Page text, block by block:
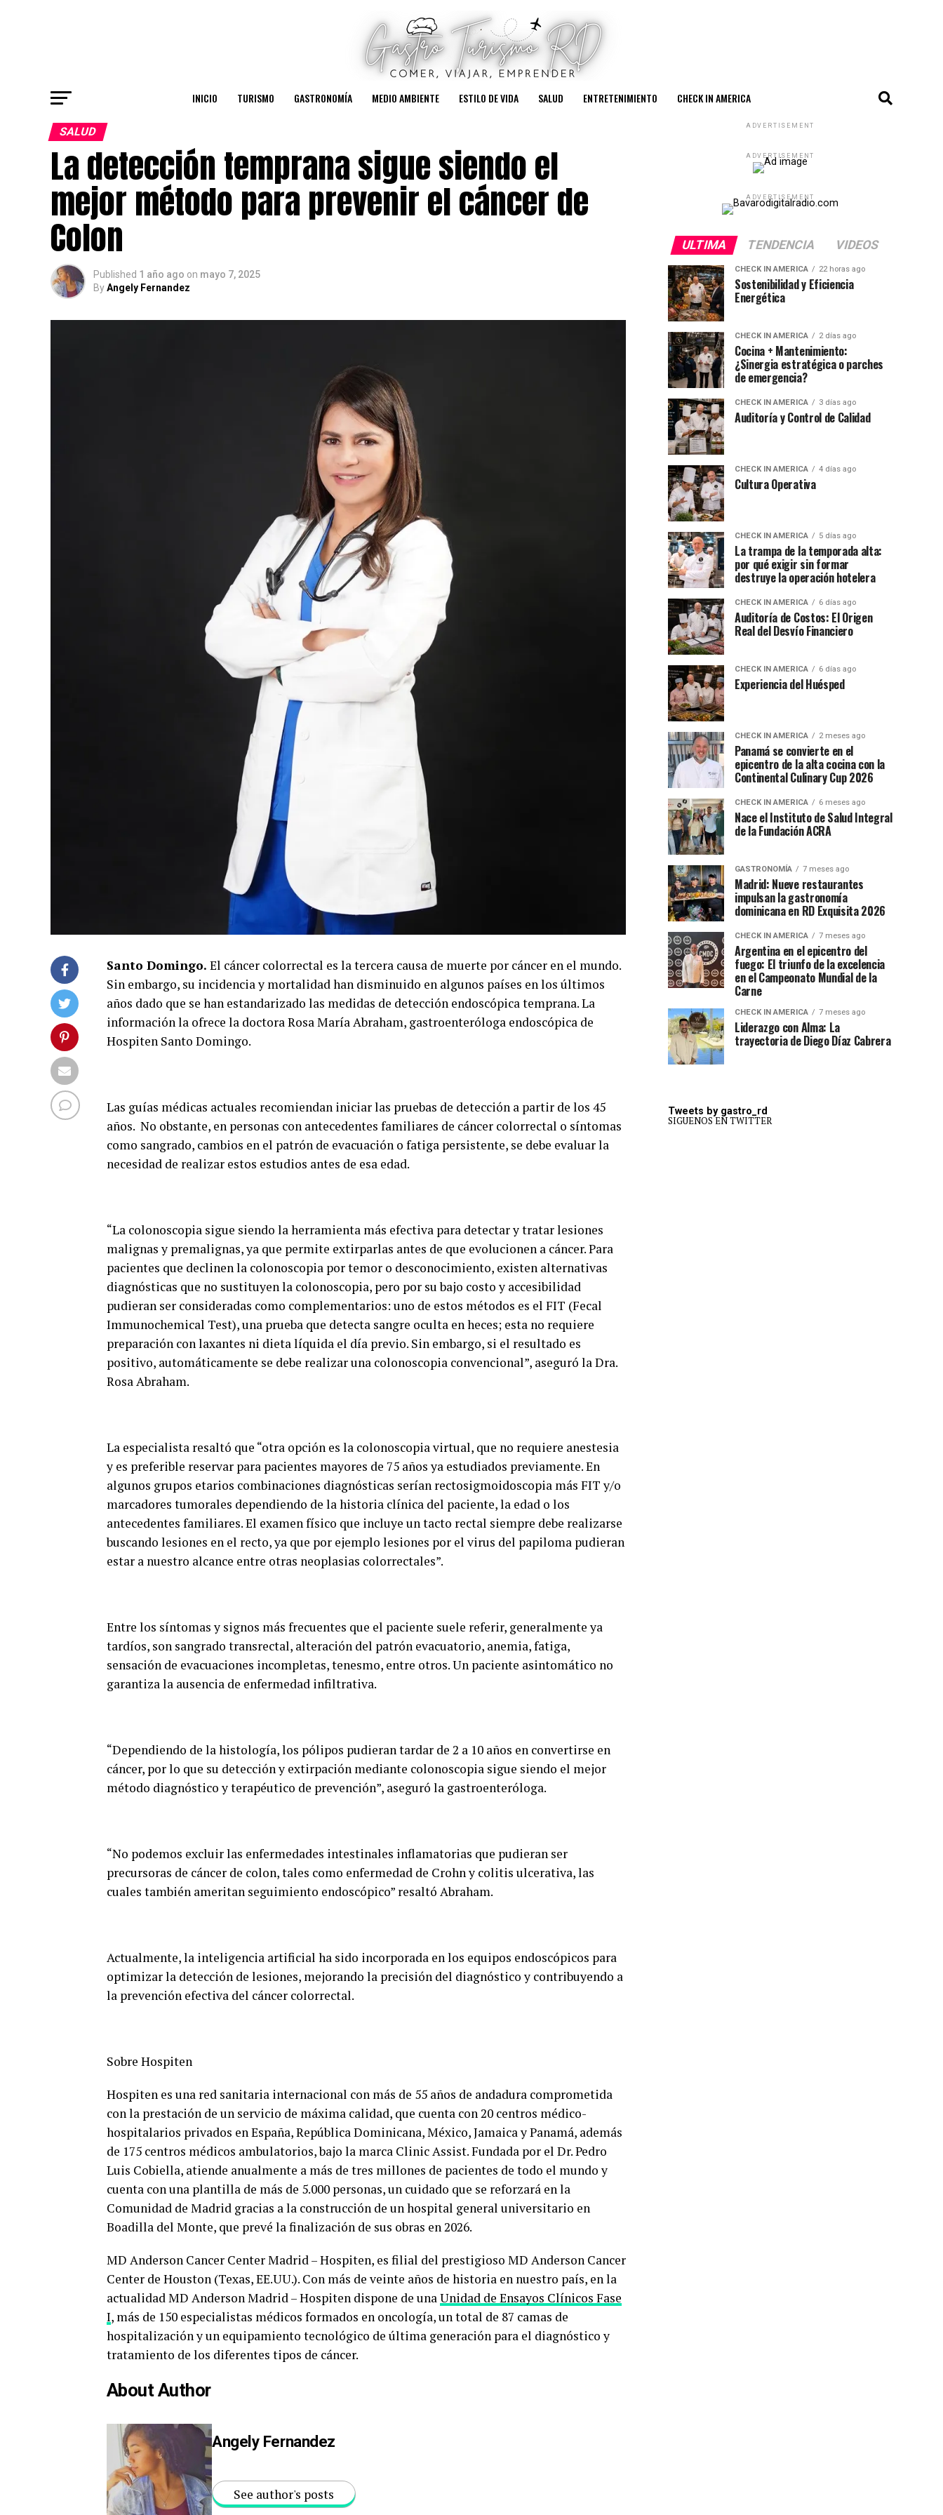
INICIO TURISMO GASTRONOMÍA MEDIO AMBIENTE ESTILO DE VIDA SALUD ENTRETENIMIENTO CHECK IN AMERICA
SALUD
La detección temprana sigue siendo el
mejor método para prevenir el cáncer de
Colon
Published 1 año ago on mayo 7, 2025
ByAngely Fernandez
Santo Domingo. El cáncer colorrectal es la tercera causa de muerte por cáncer en el mundo.
Sin embargo, su incidencia y mortalidad han disminuido en algunos países en los últimos
años dado que se han estandarizado las medidas de detección endoscópica temprana. La
información la ofrece la doctora Rosa María Abraham, gastroenteróloga endoscópica de
Hospiten Santo Domingo.
Las guías médicas actuales recomiendan iniciar las pruebas de detección a partir de los 45
años. No obstante, en personas con antecedentes familiares de cáncer colorrectal o síntomas
como sangrado, cambios en el patrón de evacuación o fatiga persistente, se debe evaluar la
necesidad de realizar estos estudios antes de esa edad.
“La colonoscopia sigue siendo la herramienta más efectiva para detectar y tratar lesiones
malignas y premalignas, ya que permite extirparlas antes de que evolucionen a cáncer. Para
pacientes que declinen la colonoscopia por temor o desconocimiento, existen alternativas
diagnósticas que no sustituyen la colonoscopia, pero por su bajo costo y accesibilidad
pudieran ser consideradas como complementarios: uno de estos métodos es el FIT (Fecal
Immunochemical Test), una prueba que detecta sangre oculta en heces; esta no requiere
preparación con laxantes ni dieta líquida el día previo. Sin embargo, si el resultado es
positivo, automáticamente se debe realizar una colonoscopia convencional”, aseguró la Dra.
Rosa Abraham.
La especialista resaltó que “otra opción es la colonoscopia virtual, que no requiere anestesia
y es preferible reservar para pacientes mayores de 75 años ya estudiados previamente. En
algunos grupos etarios combinaciones diagnósticas serían rectosigmoidoscopia más FIT y/o
marcadores tumorales dependiendo de la historia clínica del paciente, la edad o los
antecedentes familiares. El examen físico que incluye un tacto rectal siempre debe realizarse
buscando lesiones en el recto, ya que por ejemplo lesiones por el virus del papiloma pudieran
estar a nuestro alcance entre otras neoplasias colorrectales”.
Entre los síntomas y signos más frecuentes que el paciente suele referir, generalmente ya
tardíos, son sangrado transrectal, alteración del patrón evacuatorio, anemia, fatiga,
sensación de evacuaciones incompletas, tenesmo, entre otros. Un paciente asintomático no
garantiza la ausencia de enfermedad infiltrativa.
“Dependiendo de la histología, los pólipos pudieran tardar de 2 a 10 años en convertirse en
cáncer, por lo que su detección y extirpación mediante colonoscopia sigue siendo el mejor
método diagnóstico y terapéutico de prevención”, aseguró la gastroenteróloga.
“No podemos excluir las enfermedades intestinales inflamatorias que pudieran ser
precursoras de cáncer de colon, tales como enfermedad de Crohn y colitis ulcerativa, las
cuales también ameritan seguimiento endoscópico” resaltó Abraham.
Actualmente, la inteligencia artificial ha sido incorporada en los equipos endoscópicos para
optimizar la detección de lesiones, mejorando la precisión del diagnóstico y contribuyendo a
la prevención efectiva del cáncer colorrectal.
Sobre Hospiten
Hospiten es una red sanitaria internacional con más de 55 años de andadura comprometida
con la prestación de un servicio de máxima calidad, que cuenta con 20 centros médico-
hospitalarios privados en España, República Dominicana, México, Jamaica y Panamá, además
de 175 centros médicos ambulatorios, bajo la marca Clinic Assist. Fundada por el Dr. Pedro
Luis Cobiella, atiende anualmente a más de tres millones de pacientes de todo el mundo y
cuenta con una plantilla de más de 5.000 personas, un cuidado que se reforzará en la
Comunidad de Madrid gracias a la construcción de un hospital general universitario en
Boadilla del Monte, que prevé la finalización de sus obras en 2026.
MD Anderson Cancer Center Madrid – Hospiten, es filial del prestigioso MD Anderson Cancer
Center de Houston (Texas, EE.UU.). Con más de veinte años de historia en nuestro país, en la
actualidad MD Anderson Madrid – Hospiten dispone de unaUnidad de Ensayos Clínicos Fase
I, más de 150 especialistas médicos formados en oncología, un total de 87 camas de
hospitalización y un equipamiento tecnológico de última generación para el diagnóstico y
tratamiento de los diferentes tipos de cáncer.
About Author
Angely Fernandez
See author's posts
ADVERTISEMENT
ADVERTISEMENT
ADVERTISEMENT
ULTIMA TENDENCIA VIDEOS
CHECK IN AMERICA 22 horas ago
Sostenibilidad y Eficiencia
Energética
CHECK IN AMERICA 2 días ago
Cocina + Mantenimiento:
¿Sinergia estratégica o parches
de emergencia?
CHECK IN AMERICA 3 días ago
Auditoría y Control de Calidad
CHECK IN AMERICA 4 días ago
Cultura Operativa
CHECK IN AMERICA 5 días ago
La trampa de la temporada alta:
por qué exigir sin formar
destruye la operación hotelera
CHECK IN AMERICA 6 días ago
Auditoría de Costos: El Origen
Real del Desvío Financiero
CHECK IN AMERICA 6 días ago
Experiencia del Huésped
CHECK IN AMERICA 2 meses ago
Panamá se convierte en el
epicentro de la alta cocina con la
Continental Culinary Cup 2026
CHECK IN AMERICA 6 meses ago
Nace el Instituto de Salud Integral
de la Fundación ACRA
GASTRONOMÍA 7 meses ago
Madrid: Nueve restaurantes
impulsan la gastronomía
dominicana en RD Exquisita 2026
CHECK IN AMERICA 7 meses ago
Argentina en el epicentro del
fuego: El triunfo de la excelencia
en el Campeonato Mundial de la
Carne
CHECK IN AMERICA 7 meses ago
Liderazgo con Alma: La
trayectoria de Diego Díaz Cabrera
Tweets by gastro_rd
SIGUENOS EN TWITTER